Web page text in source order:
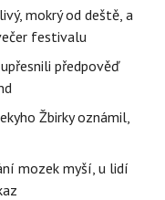
mokrý od deště, a
festivalu
předpověď
Žbirky oznámil,
mozek myší, u lidí